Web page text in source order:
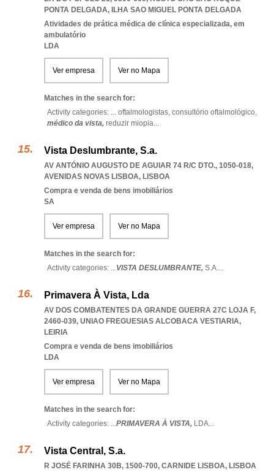
PONTA DELGADA, ILHA SAO MIGUEL PONTA DELGADA
Atividades de prática médica de clínica especializada, em
ambulatório
LDA
Ver empresa Ver no Mapa
Matches in the search for:
Activity categories: ... oftalmologistas, consultório oftalmológico,
médico da vista, reduzir miopia...
Vista Deslumbrante, S.a.
AV ANTÓNIO AUGUSTO DE AGUIAR 74 R/C DTO., 1050-018,
AVENIDAS NOVAS LISBOA, LISBOA
Compra e venda de bens imobiliários
SA
Ver empresa Ver no Mapa
Matches in the search for:
Activity categories: ...VISTA DESLUMBRANTE, S.A....
Primavera À Vista, Lda
AV DOS COMBATENTES DA GRANDE GUERRA 27C LOJA F,
2460-039, UNIAO FREGUESIAS ALCOBACA VESTIARIA,
LEIRIA
Compra e venda de bens imobiliários
LDA
Ver empresa Ver no Mapa
Matches in the search for:
Activity categories: ...PRIMAVERA À VISTA, LDA...
Vista Central, S.a.
R JOSÉ FARINHA 30B, 1500-700, CARNIDE LISBOA, LISBOA